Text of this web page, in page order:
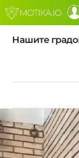
Нашите